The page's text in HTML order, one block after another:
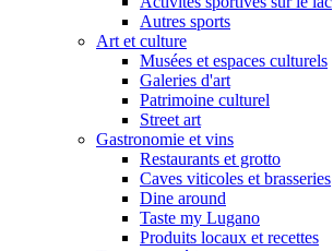
Autres sports
Art et culture
Musées et espaces culturels
Galeries d'art
Patrimoine culturel
Street art
Gastronomie et vins
Restaurants et grotto
Caves viticoles et brasseries
Dine around
Taste my Lugano
Produits locaux et recettes